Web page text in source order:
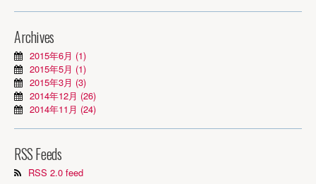
Archives
2015年6月 (1)
2015年5月 (1)
2015年3月 (3)
2014年12月 (26)
2014年11月 (24)
RSS Feeds
RSS 2.0 feed